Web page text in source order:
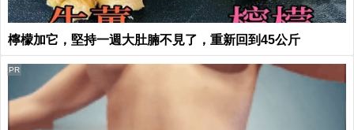
檸檬加它，堅持一週大肚腩不見了，重新回到45公斤
PR